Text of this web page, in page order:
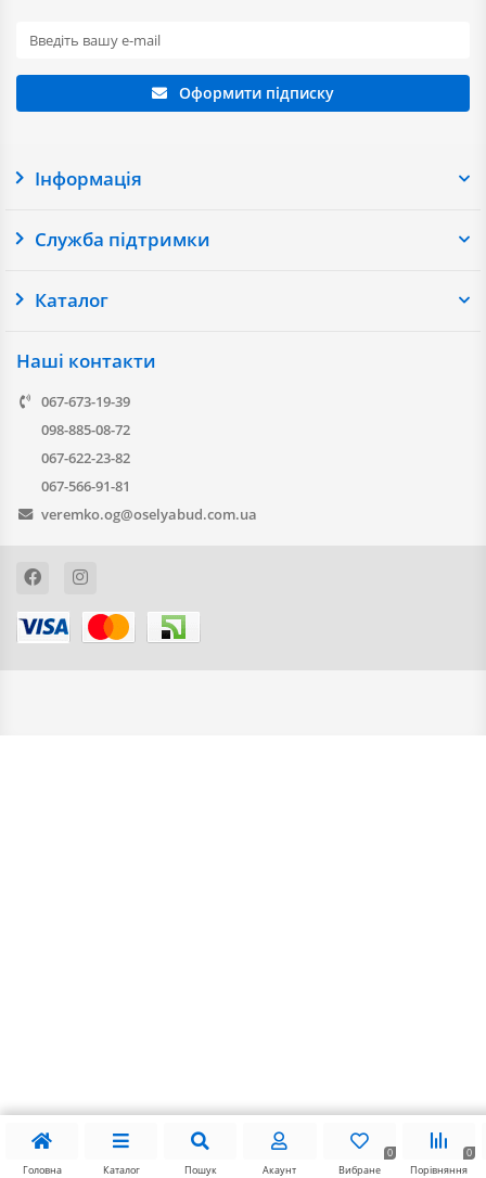
Оформити підписку
Інформація
Служба підтримки
Каталог
Наші контакти
067-673-19-39
098-885-08-72
067-622-23-82
067-566-91-81
veremko.og@oselyabud.com.ua
Головна Каталог Пошук Акаунт
0
Вибране
0
Порівняння